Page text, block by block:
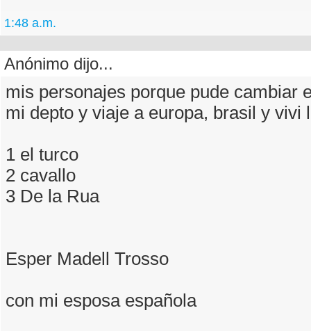
1:48 a.m.
Anónimo dijo...
mis personajes porque pude cambiar
mi depto y viaje a europa, brasil y vivi
1 el turco
2 cavallo
3 De la Rua
Esper Madell Trosso
con mi esposa española